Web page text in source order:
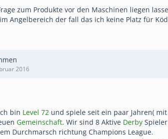
zum Produkte vor den Maschinen liegen
Angelbereich der fall das ich keine Platz für
2016
bin Level 72 und spiele seit ein paar Jahren(
Gemeinschaft. Wir sind 8 Aktive Derby
Durchmarsch richtung Champions League.